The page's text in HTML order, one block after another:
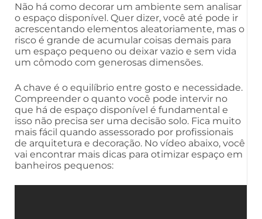
Não há como decorar um ambiente sem analisar
o espaço disponível. Quer dizer, você até pode ir
acrescentando elementos aleatoriamente, mas o
risco é grande de acumular coisas demais para
um espaço pequeno ou deixar vazio e sem vida
um cômodo com generosas dimensões.
A chave é o equilíbrio entre gosto e necessidade.
Compreender o quanto você pode intervir no
que há de espaço disponível é fundamental e
isso não precisa ser uma decisão solo. Fica muito
mais fácil quando assessorado por profissionais
de arquitetura e decoração. No vídeo abaixo, você
vai encontrar mais dicas para otimizar espaço em
banheiros pequenos: